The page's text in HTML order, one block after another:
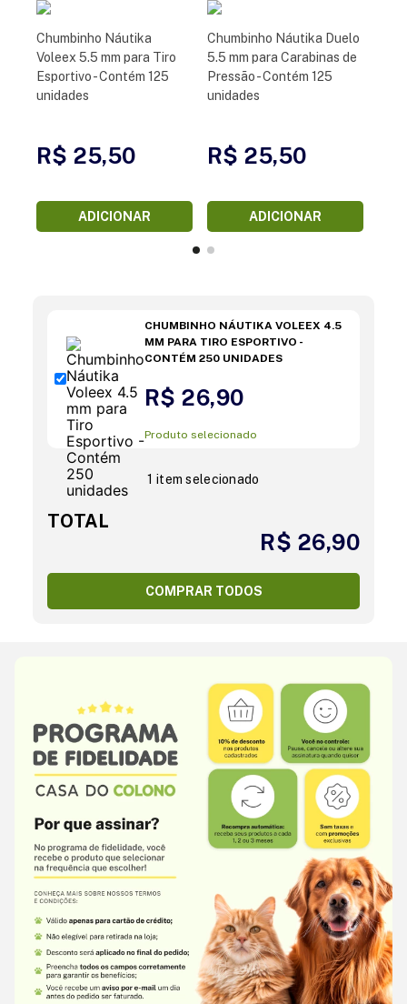
Chumbinho Náutika
Voleex 5.5 mm para Tiro
Esportivo - Contém 125
unidades
R$ 25,50
ADICIONAR
Chumbinho Náutika Duelo
5.5 mm para Carabinas de
Pressão - Contém 125
unidades
R$ 25,50
ADICIONAR
CHUMBINHO NÁUTIKA VOLEEX 4.5
MM PARA TIRO ESPORTIVO -
CONTÉM 250 UNIDADES
R$ 26,90
Produto selecionado
1 item selecionado
TOTAL
R$ 26,90
COMPRAR TODOS